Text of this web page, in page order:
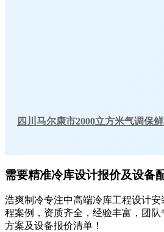
四川马尔康市2000立方米气调保
需要精准冷库设计报价及设备
浩爽制冷专注中高端冷库工程设计安
程案例，资质齐全，经验丰富，团
方案及设备报价清单！